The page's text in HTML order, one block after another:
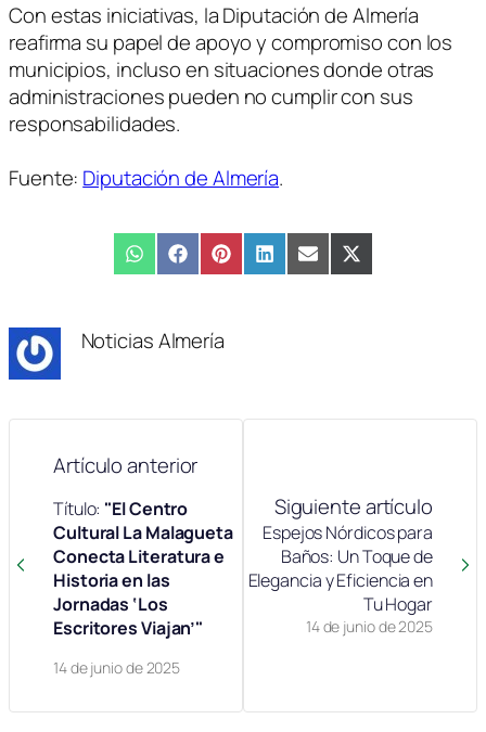
Con estas iniciativas, la Diputación de Almería
reafirma su papel de apoyo y compromiso con los
municipios, incluso en situaciones donde otras
administraciones pueden no cumplir con sus
responsabilidades.
Fuente: Diputación de Almería.
Compartir
en
WhatsAppCompartir
en
FacebookCompartir
en
PinterestCompartir
en
LinkedInCompartir
en
EmailCompartir
en
X
(Twitter)
Noticias Almería
Artículo anterior
14 de junio de 2025
Título: "El Centro
Cultural La Malagueta
Conecta Literatura e
Historia en las
Jornadas ‘Los
Escritores Viajan’"
Siguiente artículo
14 de junio de 2025
Espejos Nórdicos para
Baños: Un Toque de
Elegancia y Eficiencia en
Tu Hogar